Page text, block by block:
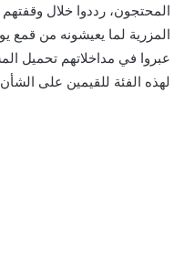
المحتجون، رددوا خلال
المزرية لما يعيشونه من قمع
عبروا في مداخلاتهم تحميل
لهذه الفئة للقيمين على